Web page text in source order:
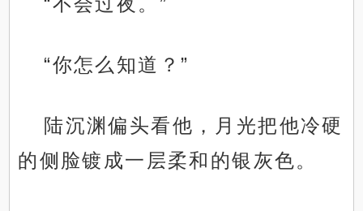
“你怎么知道？”
陆沉渊偏头看他，月光把他冷硬
的侧脸镀成一层柔和的银灰色。